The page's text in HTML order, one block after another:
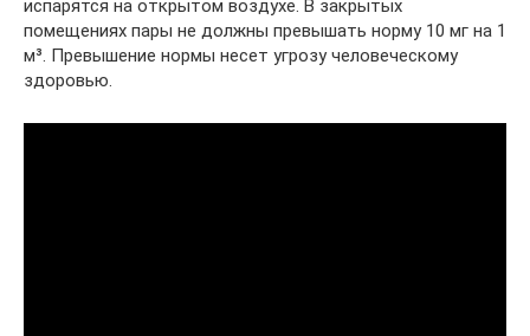
испарятся на открытом воздухе. В закрытых
помещениях пары не должны превышать норму 10 мг на 1
м³. Превышение нормы несет угрозу человеческому
здоровью.